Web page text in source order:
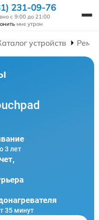
231-09-76
с 9:00 до 21:00
мне утром
устройств
3 лет
35 минут